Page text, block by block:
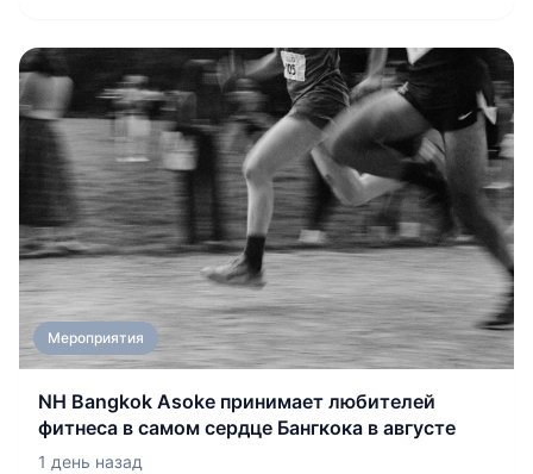
Мероприятия
NH Bangkok Asoke принимает любителей
фитнеса в самом сердце Бангкока в августе
1 день назад